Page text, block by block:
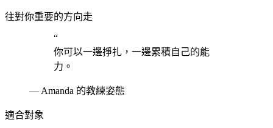
往對你重要的方向走
“
你可以一邊掙扎，一邊累積自己的能
力。
— Amanda 的教練姿態
適合對象